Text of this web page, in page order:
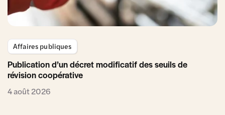
Affaires publiques
Publication d’un décret modificatif des seuils de
révision coopérative
4 août 2026